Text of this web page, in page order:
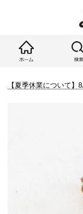
【夏季休業について